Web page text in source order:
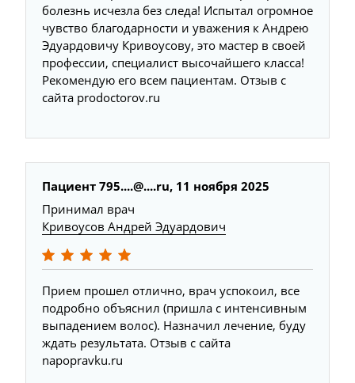
болезнь исчезла без следа! Испытал огромное
чувство благодарности и уважения к Андрею
Эдуардовичу Кривоусову, это мастер в своей
профессии, специалист высочайшего класса!
Рекомендую его всем пациентам. Отзыв с
сайта prodoctorov.ru
Пациент 795....@....ru, 11 ноября 2025
Принимал врач
Кривоусов Андрей Эдуардович
Прием прошел отлично, врач успокоил, все
подробно объяснил (пришла с интенсивным
выпадением волос). Назначил лечение, буду
ждать результата. Отзыв с сайта
napopravku.ru